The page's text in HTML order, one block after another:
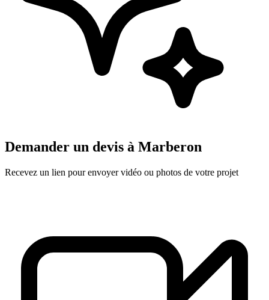
Demander un devis à Marberon
Recevez un lien pour envoyer vidéo ou photos de votre projet